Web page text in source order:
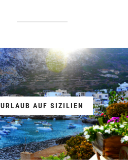
URLAUB AUF SIZILIEN